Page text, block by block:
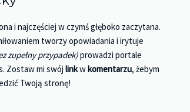
i najczęściej w czymś głęboko zaczytana.
tworzy opowiadania i irytuje
zupełny przypadek)prowadzi portale
Zostaw mi swójlinkwkomentarzu, żebym
Twoją stronę!